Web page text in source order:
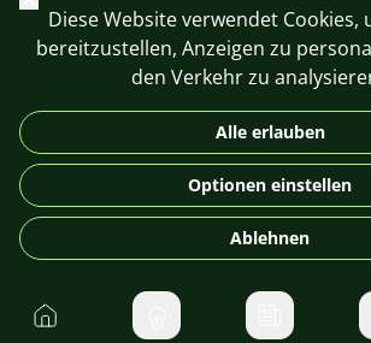
+420 603 449 602
©
Startseite
Diese Website verwendet Cookies,
bereitzustellen, Anzeigen zu
den Verkehr zu
Alle erlauben
Optionen einstellen
Ablehnen